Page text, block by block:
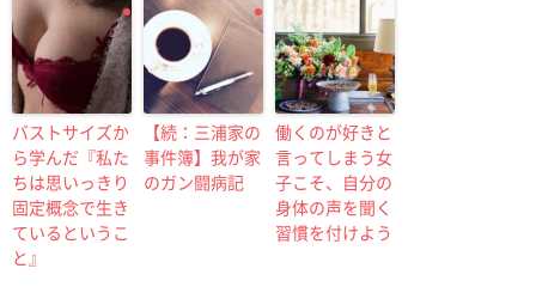
バストサイズか
ら学んだ『私た
ちは思いっきり
固定概念で生き
ているというこ
と』
【続：三浦家の
事件簿】我が家
のガン闘病記
働くのが好きと
言ってしまう女
子こそ、自分の
身体の声を聞く
習慣を付けよう